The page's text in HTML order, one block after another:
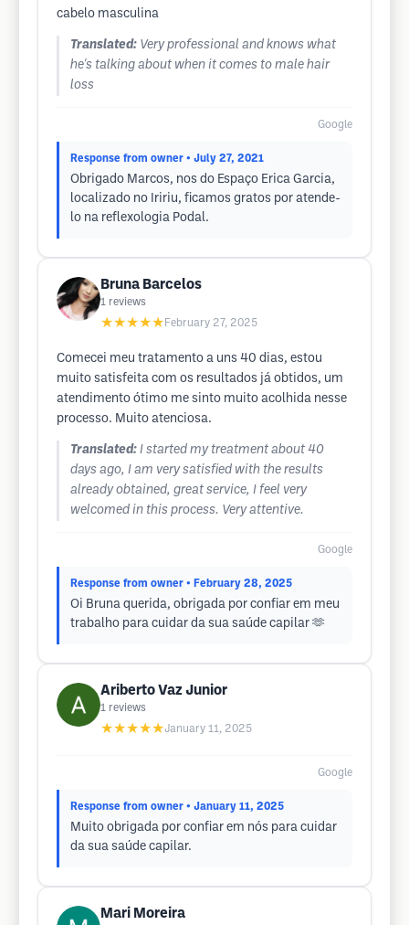
cabelo masculina
Translated: Very professional and knows what
he's talking about when it comes to male hair
loss
Google
Response from owner • July 27, 2021
Obrigado Marcos, nos do Espaço Erica Garcia,
localizado no Iririu, ficamos gratos por atende-
lo na reflexologia Podal.
Bruna Barcelos
1 reviews
★★★★★ February 27, 2025
Comecei meu tratamento a uns 40 dias, estou
muito satisfeita com os resultados já obtidos, um
atendimento ótimo me sinto muito acolhida nesse
processo. Muito atenciosa.
Translated: I started my treatment about 40
days ago, I am very satisfied with the results
already obtained, great service, I feel very
welcomed in this process. Very attentive.
Google
Response from owner • February 28, 2025
Oi Bruna querida, obrigada por confiar em meu
trabalho para cuidar da sua saúde capilar 🫶
Ariberto Vaz Junior
1 reviews
★★★★★January 11, 2025
Google
Response from owner • January 11, 2025
Muito obrigada por confiar em nós para cuidar
da sua saúde capilar.
Mari Moreira